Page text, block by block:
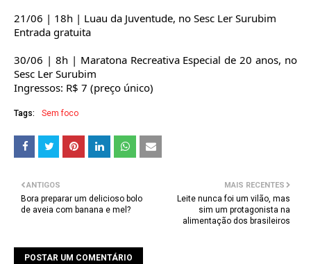
21/06 | 18h | Luau da Juventude, no Sesc Ler Surubim
Entrada gratuita
30/06 | 8h | Maratona Recreativa Especial de 20 anos, no
Sesc Ler Surubim
Ingressos: R$ 7 (preço único)
Tags: Sem foco
MAIS RECENTES
Leite nunca foi um vilão, mas
sim um protagonista na
alimentação dos brasileiros
ANTIGOS
Bora preparar um delicioso bolo
de aveia com banana e mel?
POSTAR UM COMENTÁRIO